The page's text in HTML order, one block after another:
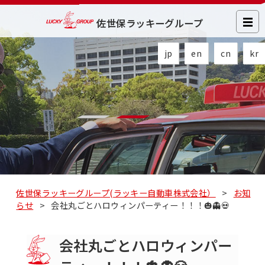
jp en cn kr
佐世保ラッキーグループ
佐世保ラッキーグループ(ラッキー自動車株式会社） >
お知
らせ >会社丸ごとハロウィンパーティー！！！🎃👻💀
会社丸ごとハロウィンパー